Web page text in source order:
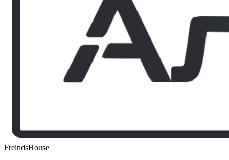
FreindsHouse